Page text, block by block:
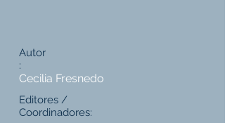
Autor
:
Cecilia Fresnedo
Editores /
Coordinadores: